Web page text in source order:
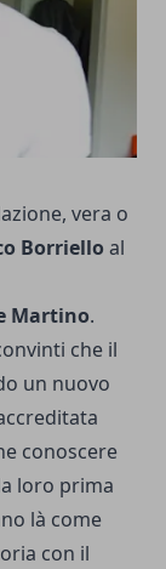
vera o
Borriello al
Martino.
che il
un nuovo
conoscere
loro prima
là come
con il